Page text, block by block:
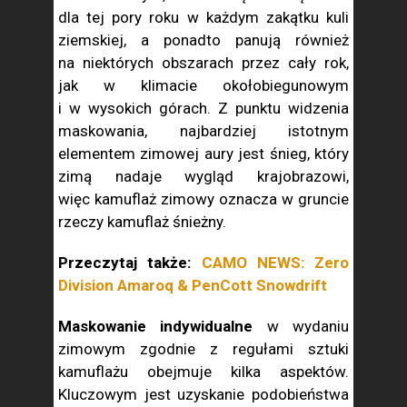
dla tej pory roku w każdym zakątku kuli
ziemskiej, a ponadto panują również
na niektórych obszarach przez cały rok,
jak w klimacie okołobiegunowym
i w wysokich górach. Z punktu widzenia
maskowania, najbardziej istotnym
elementem zimowej aury jest śnieg, który
zimą nadaje wygląd krajobrazowi,
więc kamuflaż zimowy oznacza w gruncie
rzeczy kamuflaż śnieżny.
Przeczytaj także: CAMO NEWS: Zero
Division Amaroq & PenCott Snowdrift
Maskowanie indywidualne w wydaniu
zimowym zgodnie z regułami sztuki
kamuflażu obejmuje kilka aspektów.
Kluczowym jest uzyskanie podobieństwa